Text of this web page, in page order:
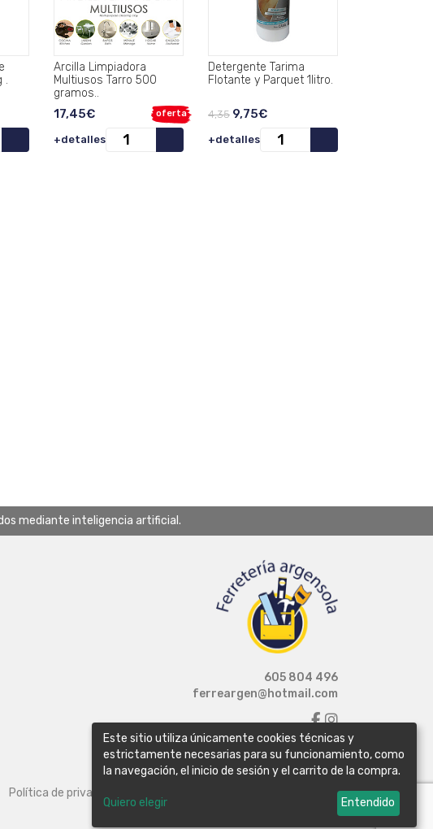
.
Arcilla Limpiadora
Multiusos Tarro 500
gramos..
oferta
17,45€
+detalles
Detergente Tarima
Flotante y Parquet 1litro.
4,35 9,75€
+detalles
mediante inteligencia artificial.
605 804 496
ferreargen@hotmail.com
Política de privacidad Configurar cookies
Este sitio utiliza únicamente cookies técnicas y
estrictamente necesarias para su funcionamiento, como
la navegación, el inicio de sesión y el carrito de la compra.
Quiero elegir Entendido